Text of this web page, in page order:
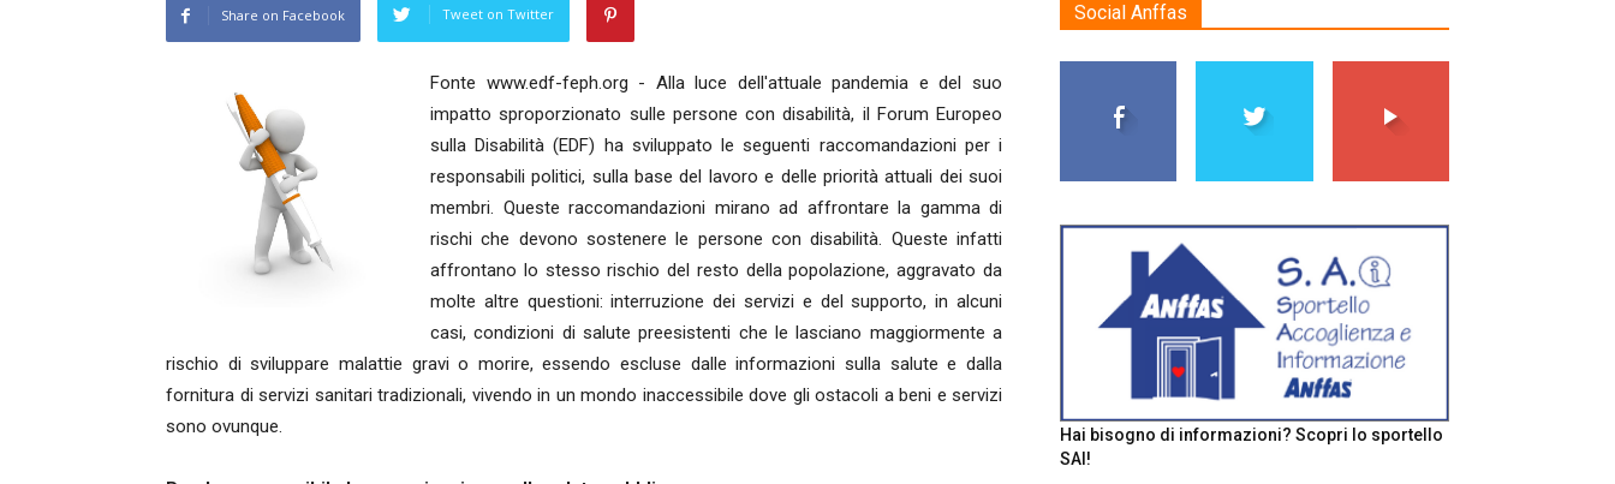
Share on Facebook Tweet on Twitter
Fonte www.edf-feph.org - Alla luce dell'attuale pandemia e del suo
impatto sproporzionato sulle persone con disabilità, il Forum Europeo
sulla Disabilità (EDF) ha sviluppato le seguenti raccomandazioni per i
responsabili politici, sulla base del lavoro e delle priorità attuali dei suoi
membri. Queste raccomandazioni mirano ad affrontare la gamma di
rischi che devono sostenere le persone con disabilità. Queste infatti
affrontano lo stesso rischio del resto della popolazione, aggravato da
molte altre questioni: interruzione dei servizi e del supporto, in alcuni
casi, condizioni di salute preesistenti che le lasciano maggiormente a
rischio di sviluppare malattie gravi o morire, essendo escluse dalle informazioni sulla salute e dalla
fornitura di servizi sanitari tradizionali, vivendo in un mondo inaccessibile dove gli ostacoli a beni e servizi
sono ovunque.
Social Anffas
Hai bisogno di informazioni? Scopri lo sportello
SAI!